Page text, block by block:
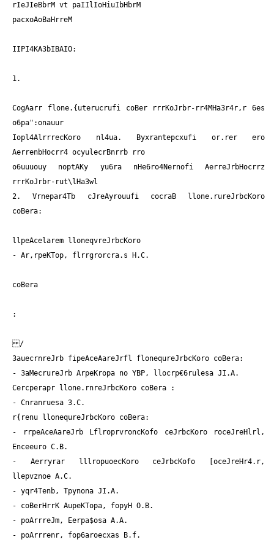
rIeJIeBbrM vt paIIlIoHiuIbHbrM
pacxoAoBaHrreM
IIPI4KA3bIBAIO:
1.
CogAarr flone.{uterucrufi coBer rrrKoJrbr-rr4MHa3r4r,r 6es
o6pa":onauur
Iopl4AlrrrecKoro nl4ua. Byxrantepcxufi or.rer ero
AerrenbHocrr4 ocyulecrBnrrb rro
o6uuuouy noptAKy yu6ra nHe6ro4Nernofi AerreJrbHocrrz
rrrKoJrbr-rut\lHa3wl
2. Vrnepar4Tb cJreAyrouufi cocraB llone.rureJrbcKoro
coBera:
llpeAcelarem lloneqvreJrbcKoro
- Ar,rpeKTop, flrrgrorcra.s H.C.
coBera
:
/
3auecrnreJrb fipeAceAareJrfl flonequreJrbcKoro coBera:
- 3aMecrureJrb ArpeKropa no YBP, llocrp€6rulesa JI.A.
Cercperapr llone.rnreJrbcKoro coBera :
- Cnranruesa 3.C.
r{renu llonequreJrbcKoro coBera:
- rrpeAceAareJrb LflroprvroncKofo ceJrbcKoro roceJreHlrl,
Enceeuro C.B.
- Aerryrar lllropuoecKoro ceJrbcKofo [oceJreHr4.r,
llepvznoe A.C.
- yqr4Tenb, Tpynona JI.A.
- coBerHrrK AupeKTopa, fopyH O.B.
- poArrreJm, Eerpa$osa A.A.
- poArrrenr, fop6aroecxas B.f.